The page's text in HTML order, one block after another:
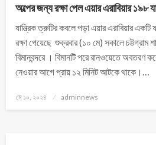
অল্পের জন্য রক্ষা পেল এয়ার এরাবিয়ার ১৯৮
যান্ত্রিক ত্রুটির কবলে পড়া এয়ার এরাবিয়ার
রক্ষা পেয়েছে শুক্রবার (১০ মে) সকালে
বিমানবন্দরে । বিমানটি পরে রানওয়েতে অবতরণ
নেওয়ার আগে প্রায় ১২ মিনিট আটকে থাকে।…
মে ১০, ২০২৪ adminnews